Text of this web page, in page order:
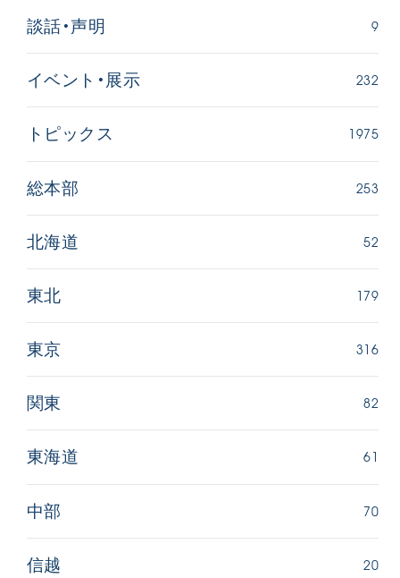
談話・声明 9
イベント・展示 232
トピックス 1975
総本部 253
北海道 52
東北 179
東京 316
関東 82
東海道 61
中部 70
信越 20